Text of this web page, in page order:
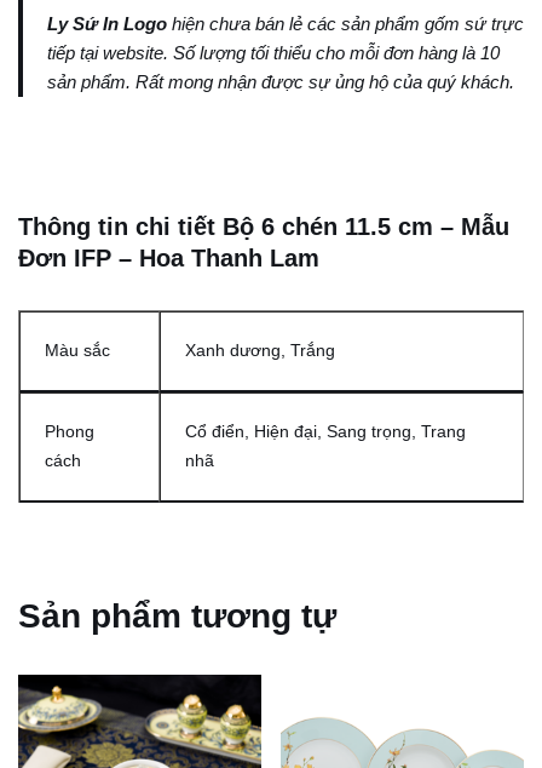
Ly Sứ In Logo hiện chưa bán lẻ các sản phẩm gốm sứ trực
tiếp tại website. Số lượng tối thiểu cho mỗi đơn hàng là 10
sản phẩm. Rất mong nhận được sự ủng hộ của quý khách.
Thông tin chi tiết Bộ 6 chén 11.5 cm – Mẫu
Đơn IFP – Hoa Thanh Lam
Màu sắc Xanh dương, Trắng
Phong
cách
Cổ điển, Hiện đại, Sang trọng, Trang
nhã
Sản phẩm tương tự